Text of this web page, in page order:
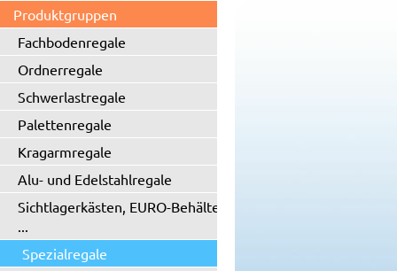
Produktgruppen
Fachbodenregale
Ordnerregale
Schwerlastregale
Palettenregale
Kragarmregale
Alu- und Edelstahlregale
Sichtlagerkästen, EURO-Behälter
...
Spezialregale